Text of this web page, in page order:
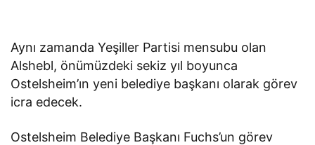
Aynı zamanda Yeşiller Partisi mensubu olan
Alshebl, önümüzdeki sekiz yıl boyunca
Ostelsheim’ın yeni belediye başkanı olarak görev
icra edecek.
Ostelsheim Belediye Başkanı Fuchs’un görev